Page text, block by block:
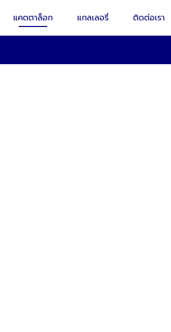
แคตตาล็อก แกลเลอรี่ ติดต่อเรา